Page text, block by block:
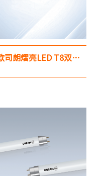
欧司朗熠亮LED T8双端灯管